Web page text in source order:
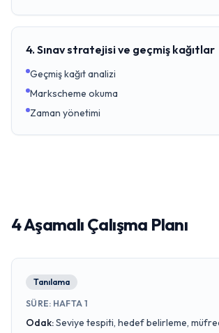
4. Sınav stratejisi ve geçmiş kağıtlar
Geçmiş kağıt analizi
Markscheme okuma
Zaman yönetimi
4 Aşamalı Çalışma Planı
Tanılama
SÜRE: HAFTA 1
Odak:Seviye tespiti, hedef belirleme,